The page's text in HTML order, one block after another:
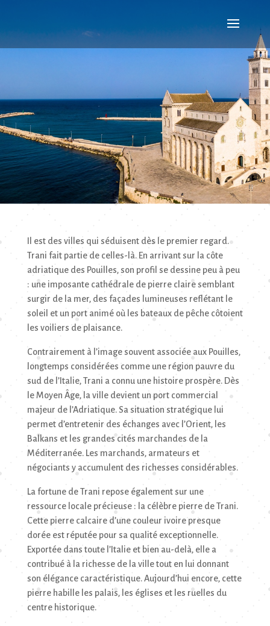
Il est des villes qui séduisent dès le premier regard.
Trani fait partie de celles-là. En arrivant sur la côte
adriatique des Pouilles, son profil se dessine peu à peu
: une imposante cathédrale de pierre claire semblant
surgir de la mer, des façades lumineuses reflétant le
soleil et un port animé où les bateaux de pêche côtoient
les voiliers de plaisance.
Contrairement à l’image souvent associée aux Pouilles,
longtemps considérées comme une région pauvre du
sud de l’Italie, Trani a connu une histoire prospère. Dès
le Moyen Âge, la ville devient un port commercial
majeur de l’Adriatique. Sa situation stratégique lui
permet d’entretenir des échanges avec l’Orient, les
Balkans et les grandes cités marchandes de la
Méditerranée. Les marchands, armateurs et
négociants y accumulent des richesses considérables.
La fortune de Trani repose également sur une
ressource locale précieuse : la célèbre pierre de Trani.
Cette pierre calcaire d’une couleur ivoire presque
dorée est réputée pour sa qualité exceptionnelle.
Exportée dans toute l’Italie et bien au-delà, elle a
contribué à la richesse de la ville tout en lui donnant
son élégance caractéristique. Aujourd’hui encore, cette
pierre habille les palais, les églises et les ruelles du
centre historique.